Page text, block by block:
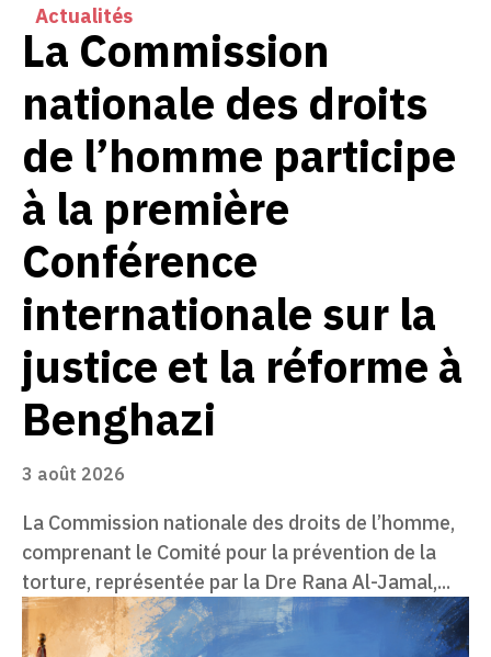
Actualités
La Commission
nationale des droits
de l’homme participe
à la première
Conférence
internationale sur la
justice et la réforme à
Benghazi
3 août 2026
La Commission nationale des droits de l’homme,
comprenant le Comité pour la prévention de la
torture, représentée par la Dre Rana Al-Jamal,...